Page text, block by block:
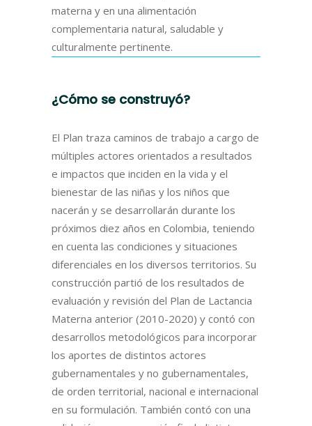
materna y en una alimentación
complementaria natural, saludable y
culturalmente pertinente.
¿Cómo se construyó?
El Plan traza caminos de trabajo a cargo de
múltiples actores orientados a resultados
e impactos que inciden en la vida y el
bienestar de las niñas y los niños que
nacerán y se desarrollarán durante los
próximos diez años en Colombia, teniendo
en cuenta las condiciones y situaciones
diferenciales en los diversos territorios. Su
construcción partió de los resultados de
evaluación y revisión del Plan de Lactancia
Materna anterior (2010-2020) y contó con
desarrollos metodológicos para incorporar
los aportes de distintos actores
gubernamentales y no gubernamentales,
de orden territorial, nacional e internacional
en su formulación. También contó con una